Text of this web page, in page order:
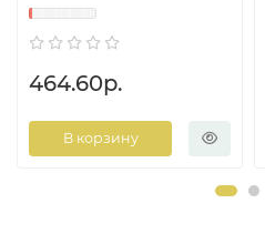
464.60р.
В корзину